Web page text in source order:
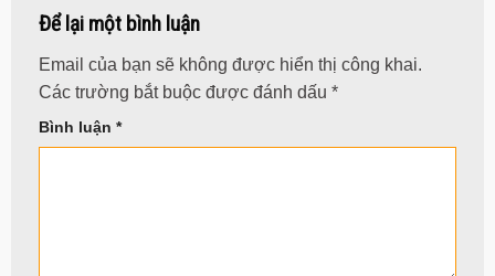
Để lại một bình luận
Email của bạn sẽ không được hiển thị công khai.
Các trường bắt buộc được đánh dấu *
Bình luận *